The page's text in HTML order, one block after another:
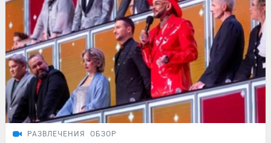
РАЗВЛЕЧЕНИЯ ОБЗОР